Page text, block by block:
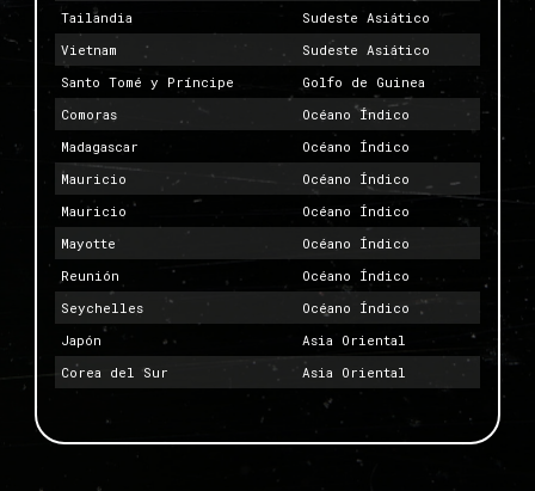
Tailandia
Sudeste Asiático
Vietnam
Sudeste Asiático
Santo Tomé y Príncipe
Golfo de Guinea
Comoras
Océano Índico
Madagascar
Océano Índico
Mauricio
Océano Índico
Mauricio
Océano Índico
Mayotte
Océano Índico
Reunión
Océano Índico
Seychelles
Océano Índico
Japón
Asia Oriental
Corea del Sur
Asia Oriental